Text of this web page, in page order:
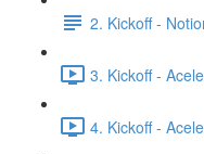
2. Kickoff -
3. Kickoff -
4. Kickoff -